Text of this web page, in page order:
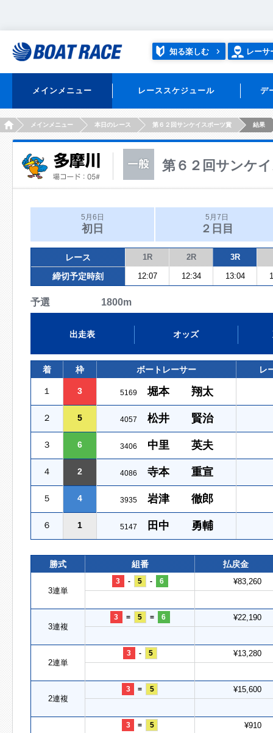
知る楽しむ レーサ
メインメニュー レーススケジュール デ
HOMEメインメニュー 本日のレース 第６２回サンケイスポーツ賞 結果
第６２回サンケ
5月6日
初日
5月7日
２日目
レース 1R 2R 3R
締切予定時刻 12:07 12:34 13:04
予選 1800m
出走表 オッズ
着 枠 ボートレーサー レ
１ 3 5169 堀本 翔太
２ 5 4057 松井 賢治
３ 6 3406 中里 英夫
４ 2 4086 寺本 重宣
５ 4 3935 岩津 徹郎
６ 1 5147 田中 勇輔
勝式 組番 払戻金
3連単
3 - 5 - 6 ¥83,260
3連複
3 = 5 = 6 ¥22,190
2連単
3 - 5 ¥13,280
2連複
3 = 5 ¥15,600
3 = 5 ¥910